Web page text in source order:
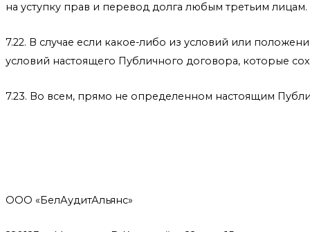
на уступку прав и перевод долга любым третьим лицам.
7.22. В случае если какое-либо из условий или
условий настоящего Публичного договора, которые
7.23. Во всем, прямо не определенном настоящим
ООО «БелАудитАльянс»